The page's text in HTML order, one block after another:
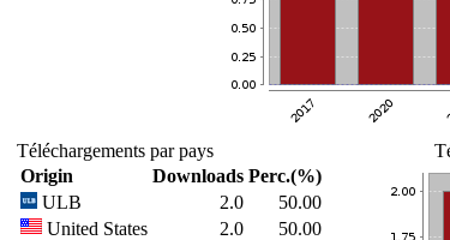
Téléchargements par pays
Origin
Downloads Perc.(%)
ULB
2.0
50.00
United States
2.0
50.00